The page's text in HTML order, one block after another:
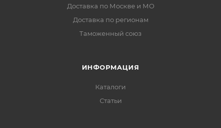
Доставка по Москве и МО
Доставка по регионам
Таможенный союз
ИНФОРМАЦИЯ
Каталоги
Статьи